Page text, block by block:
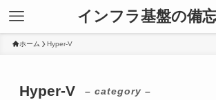
インフラ基盤の備
ホーム Hyper-V
Hyper-V – category –